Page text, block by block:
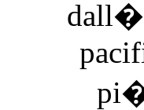
pi�